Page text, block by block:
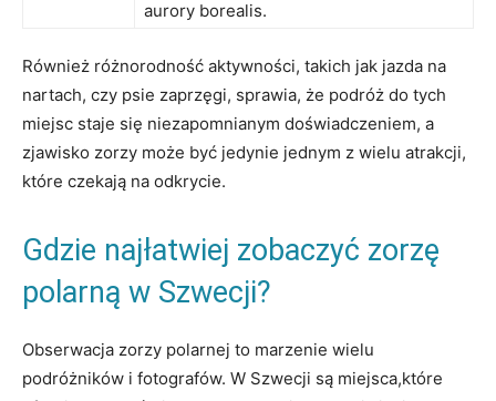
aurory borealis.
Również różnorodność aktywności, takich jak jazda na
nartach, czy psie zaprzęgi, sprawia, że podróż do tych
miejsc staje się niezapomnianym doświadczeniem, a
zjawisko zorzy może być jedynie jednym z wielu atrakcji,
które czekają na odkrycie.
Gdzie najłatwiej zobaczyć zorzę
polarną w Szwecji?
Obserwacja zorzy polarnej to marzenie wielu
podróżników i fotografów. W Szwecji są miejsca,które